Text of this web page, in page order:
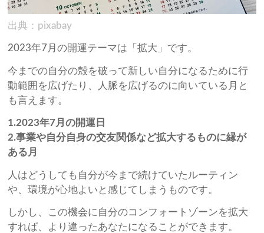
出典：pixabay
2023年7月の開運テーマは「拡大」です。
今までの自分の殻を破って新しい自分になるために行
動範囲を広げたり、人脈を広げるのに向いている月と
も言えます。
1.2023年7月の開運日
2.事業や自分自身の交友関係など拡大するものに縁が
ある月
人はどうしても自分が今まで続けていたルーティン
や、環境が心地よいと感じてしまうものです。
しかし、この機会に自分のコンフォートゾーンを拡大
すれば、より違ったあなたになることができます。